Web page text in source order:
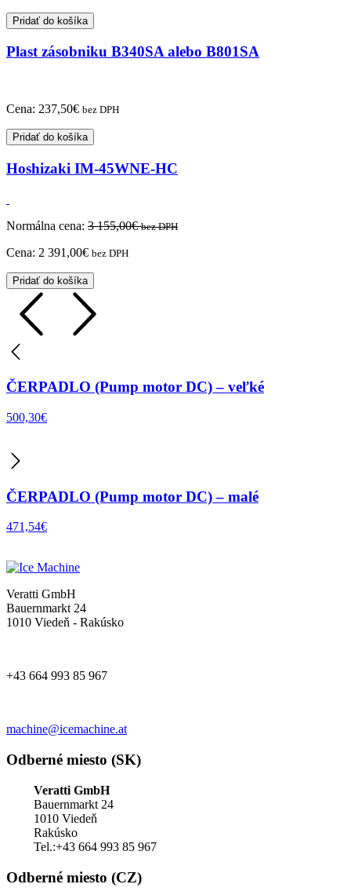
Pridať do košíka
Plast zásobniku B340SA alebo B801SA
Cena: 237,50€ bez DPH
Pridať do košíka
Hoshizaki IM-45WNE-HC
Normálna cena: 3 155,00€ bez DPH
Cena: 2 391,00€ bez DPH
Pridať do košíka
ČERPADLO (Pump motor DC) – veľké
500,30€
ČERPADLO (Pump motor DC) – malé
471,54€
Veratti GmbH
Bauernmarkt 24
1010 Viedeň - Rakúsko
+43 664 993 85 967
machine@icemachine.at
Odberné miesto (SK)
Veratti GmbH
Bauernmarkt 24
1010 Viedeň
Rakúsko
Tel.:+43 664 993 85 967
Odberné miesto (CZ)